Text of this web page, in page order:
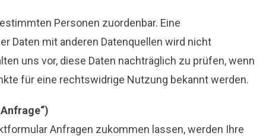
Personen zuordenbar. Eine
Daten mit anderen Datenquellen wird nicht
uns vor, diese Daten nachträglich zu prüfen, wenn
für eine rechtswidrige Nutzung bekannt werden.
Anfragen zukommen lassen, werden Ihre